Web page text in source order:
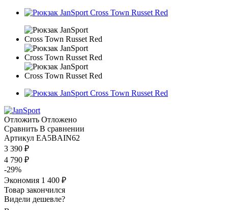
Отложить Отложено
Сравнить В сравнении
Артикул EA5BAIN62
3 390 ₽
4 790 ₽
-29%
Экономия 1 400 ₽
Товар закончился
Видели дешевле?